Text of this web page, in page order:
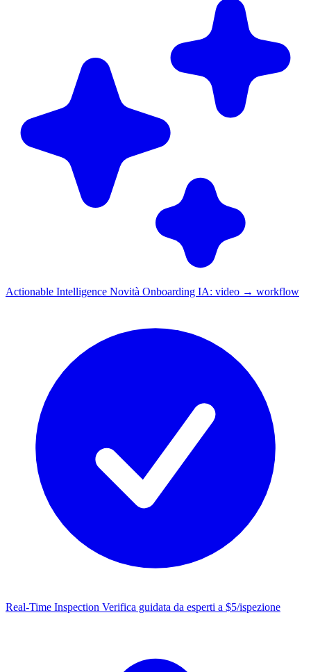
Actionable Intelligence Novità Onboarding IA: video → workflow
Real-Time Inspection Verifica guidata da esperti a $5/ispezione